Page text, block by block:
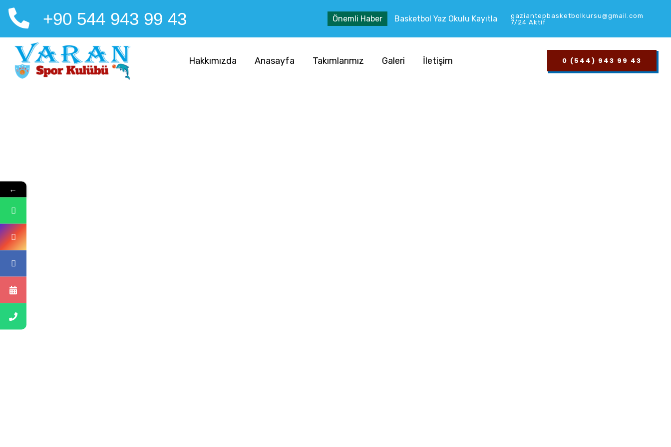
‪+90 544 943 99 43‬ Önemli Haber Basketbol Yaz Okulu Kayıtlarımız Başlamıştırgaziantepbasketbolkursu@gmail.com
7/24 Aktif
Hakkımızda Anasayfa Takımlarımız Galeri İletişim 0 (544) 943 99 43
←